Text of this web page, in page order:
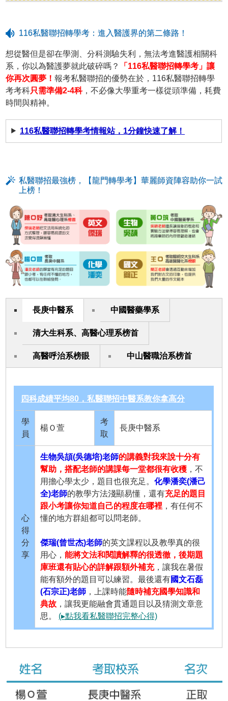
116私醫聯招轉學考：進入醫護界的第二條路！
想從醫但是卻在學測、分科測驗失利，無法考進醫護相關科
系，你以為醫護夢就此破碎嗎？
「116私醫聯招轉學考」讓
你再次圓夢！報考私醫聯招的優勢在於，116私醫聯招轉學
考考科只需準備2-4科，不必像大學重考一樣從頭準備，耗費
時間與精神。
116私醫聯招轉學考情報站，1分鐘快速了解！
私醫聯招最強榜，【龍門轉學考】華麗師資陣容助你一試
上榜！
長庚中醫系 中國醫藥學系
清大生科系、高醫心理系榜首
高醫呼治系榜眼 中山醫職治系榜首
四科成績平均80，私醫聯招中醫系教你拿高分
學
員
楊Ｏ萱
考
取
長庚中醫系
心
得
分
享
生物吳頡(吳德培)老師的講義對我來說十分有
幫助，搭配老師的講課每一堂都很有收穫 ，不
用擔心學太少，題目也很充足。化學潘奕(潘己
全)老師的教學方法淺顯易懂，還有充足的題目
跟小考讓你知道自己的程度在哪裡 ，有任何不
懂的地方群組都可以問老師。
傑瑞(曾世杰)老師的英文課程以及教學真的很
用心，能將文法和閱讀解釋的很透徹，後期題
庫班還有貼心的詳解跟額外補充，讓我在暑假
能有額外的題目可以練習。最後還有國文石磊
(石宗正)老師 ，上課時能隨時補充國學知識和
典故 ，讓我更能融會貫通題目以及猜測文章意
思。 (▸點我看私醫聯招完整心得)